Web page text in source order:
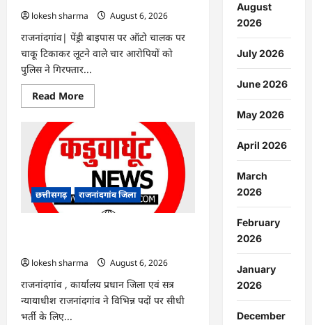
lokesh sharma
August 6, 2026
राजनांदगांव| पेंड्री बाइपास पर ऑटो चालक पर
चाकू टिकाकर लूटने वाले चार आरोपियों को
पुलिस ने गिरफ्तार...
Read MoreRead
more
ऑटो
चालक
को
लूटने
वाले
4
गिरफ्तार…
छत्तीसगढ़ राजनांदगांव जिला
lokesh sharma
August 6, 2026
राजनांदगांव , कार्यालय प्रधान जिला एवं सत्र
न्यायाधीश राजनांदगांव ने विभिन्न पदों पर सीधी
भर्ती के लिए...
August
2026
July 2026
June 2026
May 2026
April 2026
March
2026
February
2026
January
2026
December